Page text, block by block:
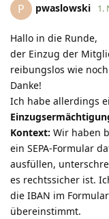
P pwaslowski 1.
Hallo in die Runde,
der Einzug der
reibungslos wie
Danke!
Ich habe allerdings
Kontext: Wir haben
ein SEPA-Formular
ausfüllen,
es rechtssicher ist.
die IBAN im
übereinstimmt.